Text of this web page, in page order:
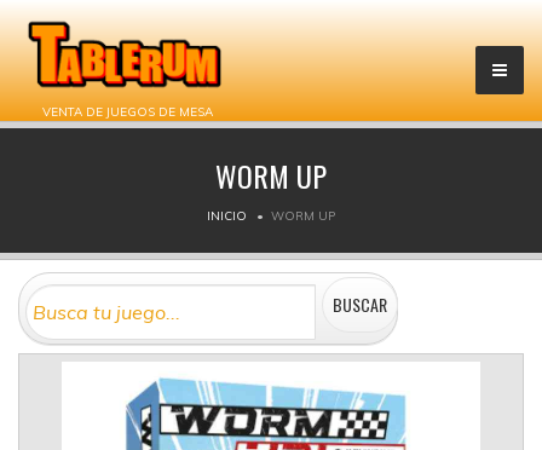
VENTA DE JUEGOS DE MESA
WORM UP
INICIO WORM UP